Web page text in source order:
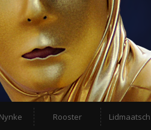
Rooster